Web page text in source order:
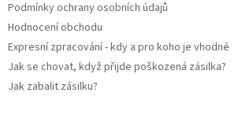
Podmínky ochrany osobních údajů
Hodnocení obchodu
Expresní zpracování - kdy a pro koho je vhodné
Jak se chovat, když přijde poškozená zásilka?
Jak zabalit zásilku?